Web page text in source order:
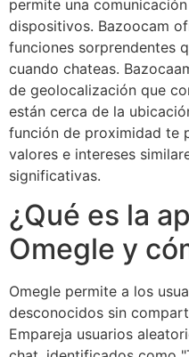
permite una
dispositivos. Bazoocam
funciones sorprendentes
cuando chateas.
de geolocalización que
están cerca de la
función de proximidad te
valores e intereses
significativas.
¿Qué es la
Omegle y
Omegle permite a los
desconocidos sin
Empareja usuarios